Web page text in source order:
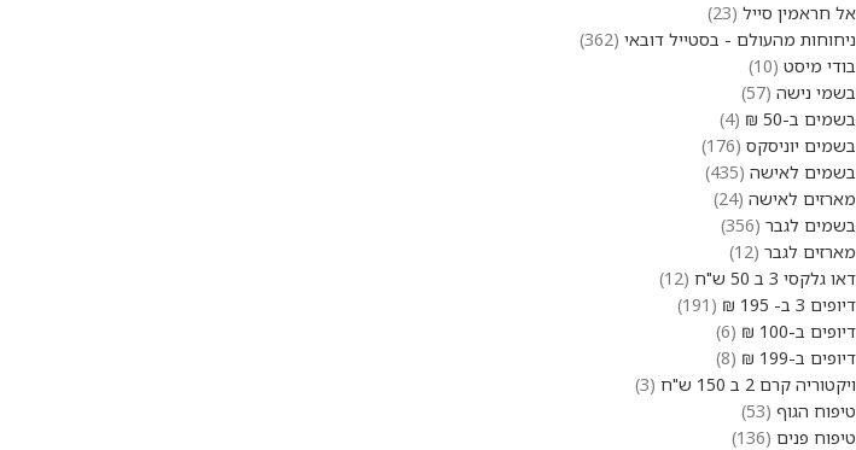
אל חראמין סייל 23
ניחוחות מהעולם - בסטייל דובאי 362
בודי מיסט 10
בשמי נישה 57
בשמים ב-50 ₪
4
בשמים יוניסקס 176
בשמים לאישה 435
מארזים לאישה 24
בשמים לגבר 356
מארזים לגבר 12
דאו גלקסי 3 ב 50 ש"ח
12
דיופים 3 ב- 195 ₪
191
דיופים ב-100 ₪
6
דיופים ב-199 ₪
8
ויקטוריה קרם 2 ב 150 ש"ח
3
טיפוח הגוף 53
טיפוח פנים 136